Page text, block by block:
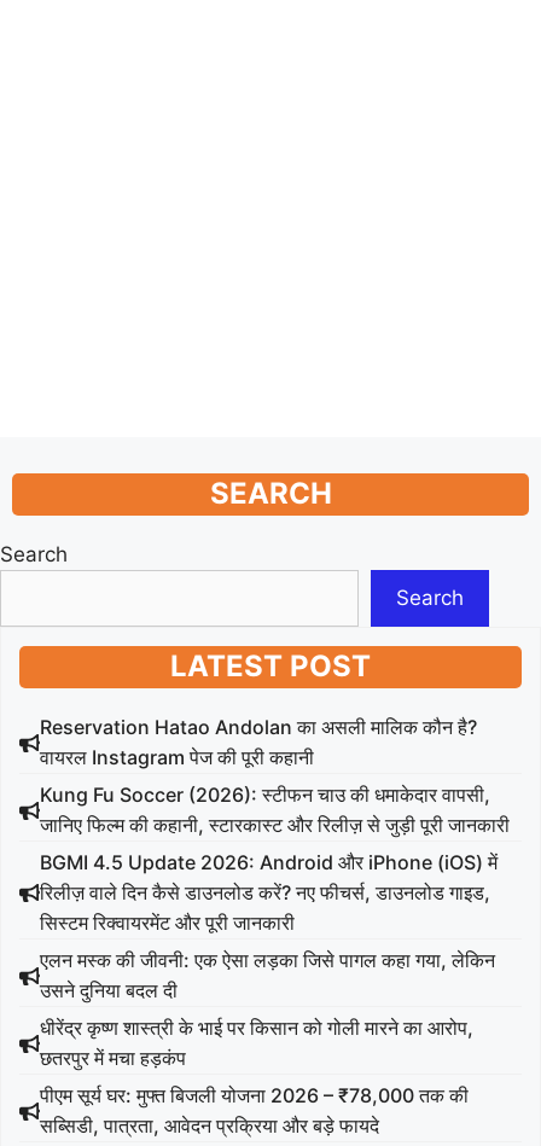
SEARCH
Search
Search
LATEST POST
Reservation Hatao Andolan का असली मालिक कौन है?
वायरल Instagram पेज की पूरी कहानी
Kung Fu Soccer (2026): स्टीफन चाउ की धमाकेदार वापसी,
जानिए फिल्म की कहानी, स्टारकास्ट और रिलीज़ से जुड़ी पूरी जानकारी
BGMI 4.5 Update 2026: Android और iPhone (iOS) में
रिलीज़ वाले दिन कैसे डाउनलोड करें? नए फीचर्स, डाउनलोड गाइड,
सिस्टम रिक्वायरमेंट और पूरी जानकारी
एलन मस्क की जीवनी: एक ऐसा लड़का जिसे पागल कहा गया, लेकिन
उसने दुनिया बदल दी
धीरेंद्र कृष्ण शास्त्री के भाई पर किसान को गोली मारने का आरोप,
छतरपुर में मचा हड़कंप
पीएम सूर्य घर: मुफ्त बिजली योजना 2026 – ₹78,000 तक की
सब्सिडी, पात्रता, आवेदन प्रक्रिया और बड़े फायदे